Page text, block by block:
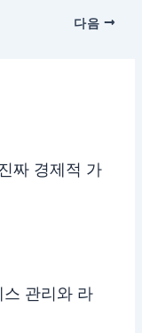
다음
짜 경제적 가
관리와 라